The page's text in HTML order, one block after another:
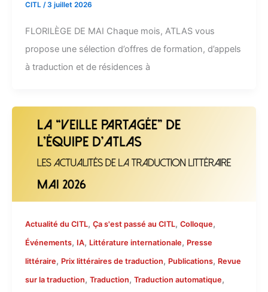
CITL /3 juillet 2026
FLORILÈGE DE MAI Chaque mois, ATLAS vous
propose une sélection d’offres de formation, d’appels
à traduction et de résidences à
Actualité du CITL, Ça s'est passé au CITL, Colloque,
Événements, IA, Littérature internationale, Presse
littéraire, Prix littéraires de traduction, Publications, Revue
sur la traduction, Traduction, Traduction automatique,